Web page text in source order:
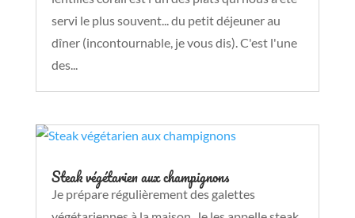
servi le plus souvent... du petit déjeuner au
dîner (incontournable, je vous dis). C'est l'une
des...
Steak végétarien aux champignons
Je prépare régulièrement des galettes